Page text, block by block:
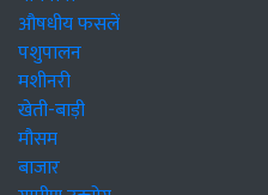
औषधीय फसलें
पशुपालन
मशीनरी
खेती-बाड़ी
मौसम
बाजार